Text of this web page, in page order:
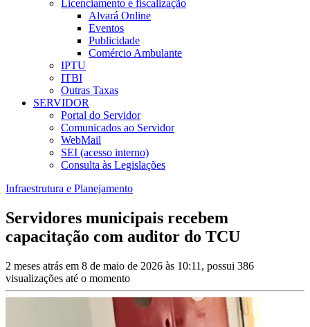
Licenciamento e fiscalização
Alvará Online
Eventos
Publicidade
Comércio Ambulante
IPTU
ITBI
Outras Taxas
SERVIDOR
Portal do Servidor
Comunicados ao Servidor
WebMail
SEI (acesso interno)
Consulta às Legislações
Infraestrutura e Planejamento
Servidores municipais recebem
capacitação com auditor do TCU
2 meses atrás em 8 de maio de 2026 às 10:11, possui 386
visualizações até o momento